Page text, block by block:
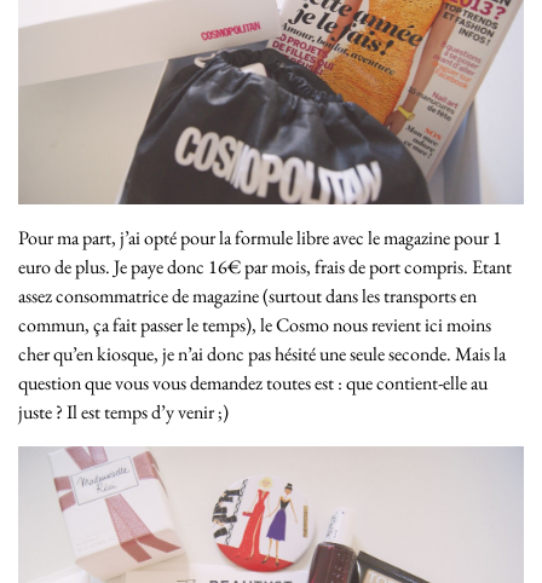
Pour ma part, j’ai opté pour la formule libre avec le magazine pour 1
euro de plus. Je paye donc 16€ par mois, frais de port compris. Etant
assez consommatrice de magazine (surtout dans les transports en
commun, ça fait passer le temps), le Cosmo nous revient ici moins
cher qu’en kiosque, je n’ai donc pas hésité une seule seconde. Mais la
question que vous vous demandez toutes est : que contient-elle au
juste ? Il est temps d’y venir ;)